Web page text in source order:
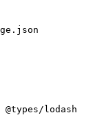
@types/lodash